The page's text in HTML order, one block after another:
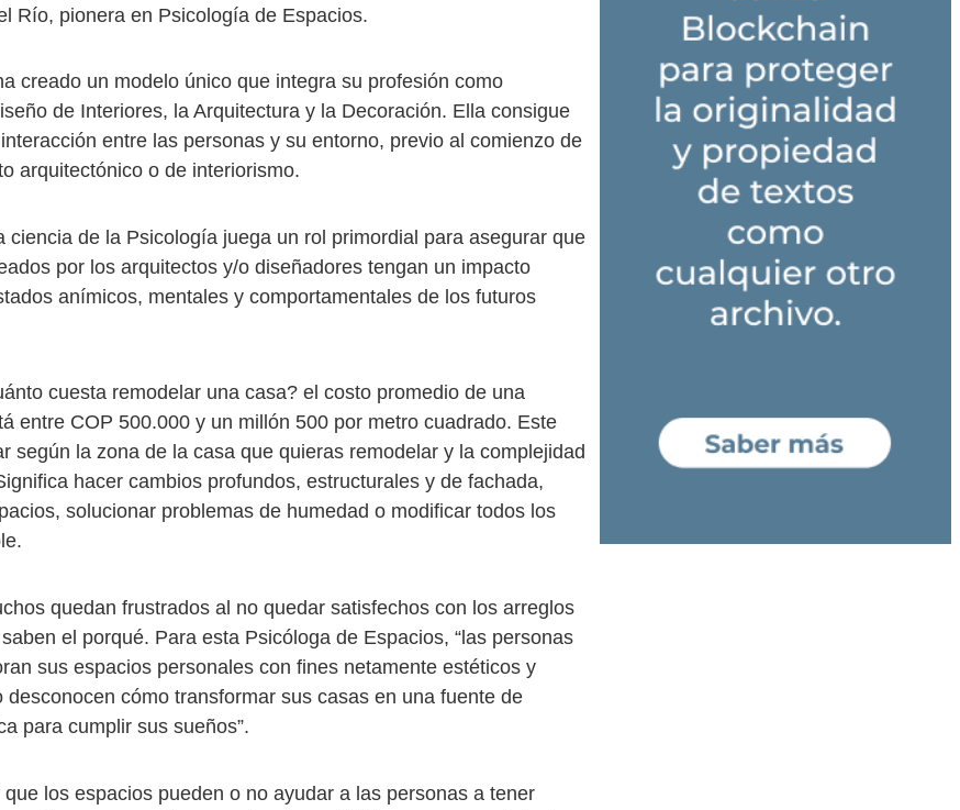
Río, pionera en Psicología de Espacios.
creado un modelo único que integra su profesión como
de Interiores, la Arquitectura y la Decoración. Ella consigue
entre las personas y su entorno, previo al comienzo de
arquitectónico o de interiorismo.
ciencia de la Psicología juega un rol primordial para asegurar que
por los arquitectos y/o diseñadores tengan un impacto
anímicos, mentales y comportamentales de los futuros
cuesta remodelar una casa? el costo promedio de una
entre COP 500.000 y un millón 500 por metro cuadrado. Este
según la zona de la casa que quieras remodelar y la complejidad
hacer cambios profundos, estructurales y de fachada,
solucionar problemas de humedad o modificar todos los
quedan frustrados al no quedar satisfechos con los arreglos
el porqué. Para esta Psicóloga de Espacios, “las personas
sus espacios personales con fines netamente estéticos y
desconocen cómo transformar sus casas en una fuente de
para cumplir sus sueños”.
los espacios pueden o no ayudar a las personas a tener